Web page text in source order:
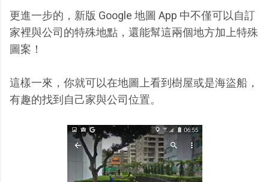
更進一步的，新版 Google 地圖 App 中不僅可以自訂
家裡與公司的特殊地點，還能幫這兩個地方加上特殊
圖案！
這樣一來，你就可以在地圖上看到樹屋或是海盜船，
有趣的找到自己家與公司位置。